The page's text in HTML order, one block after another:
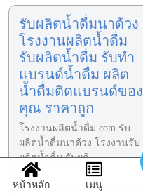
รับผลิตน้ำดื่มนาด้วง
โรงงานผลิตน้ำดื่ม
รับผลิตน้ำดื่ม รับทำ
แบรนด์น้ำดื่ม ผลิต
น้ำดื่มติดแบรนด์ของ
คุณ ราคาถูก
โรงงานผลิตน้ำดื่ม.com รับ
ผลิตน้ำดื่มนาด้วง โรงงานรับ
ผลิตน้ำดื่ม รับผลิ
หน้าหลัก เมนู